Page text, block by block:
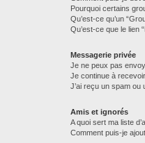
Pourquoi certains
Qu’est-ce qu’un
Qu’est-ce que le lien
Messagerie privée
Je ne peux pas
Je continue à
J’ai reçu un spam ou
Amis et ignorés
A quoi sert ma liste
Comment puis-je